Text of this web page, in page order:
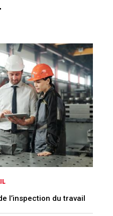
l’inspection du travail